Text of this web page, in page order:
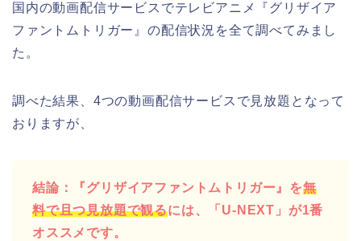
国内の動画配信サービスでテレビアニメ『グリザイア
ファントムトリガー』の配信状況を全て調べてみまし
た。
調べた結果、4つの動画配信サービスで見放題となって
おりますが、
結論：『グリザイアファントムトリガー』を無
料で且つ見放題で観るには、「U-NEXT」が1番
オススメです。